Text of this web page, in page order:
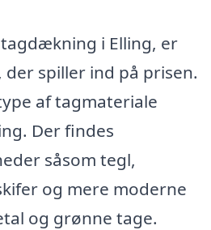
i Elling, er
spiller ind på prisen.
af tagmateriale
Der findes
såsom tegl,
og mere moderne
og grønne tage.